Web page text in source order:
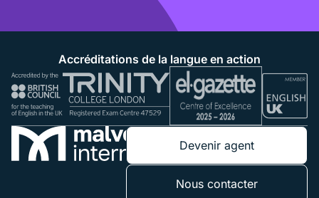
Accréditations de la langue en action
Devenir agent
Nous contacter